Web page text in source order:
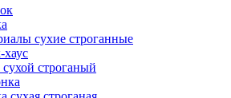
сухие строганные
хаус
сухой строганый